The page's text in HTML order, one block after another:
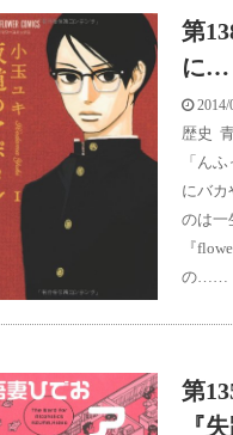
第
に…
2014/
歴史
「ん
にバカ
のは一
『
の……
第
『